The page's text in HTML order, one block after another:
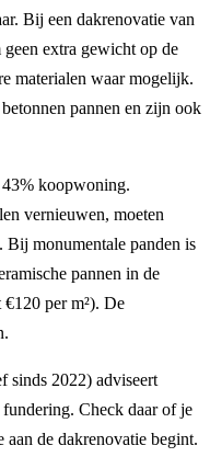
Bij een dakrenovatie van
extra gewicht op de
materialen waar mogelijk.
pannen en zijn ook
koopwoning.
vernieuwen, moeten
Bij monumentale panden is
pannen in de
per m²). De
sinds 2022) adviseert
Check daar of je
de dakrenovatie begint.